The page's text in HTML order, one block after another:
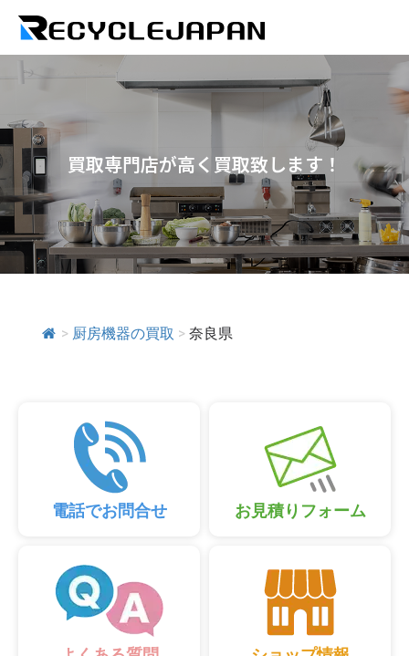
買取専門店が高く買取致します！
> 厨房機器の買取 > 奈良県
電話でお問合せ お見積りフォーム